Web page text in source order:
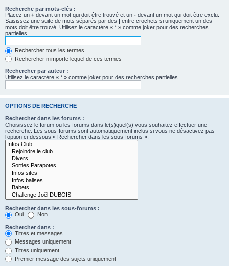
Recherche par mots-clés :
Placez un + devant un mot qui doit être trouvé et un - devant un mot qui doit être exclu.
Saisissez une suite de mots séparés par des | entre crochets si uniquement un des
mots doit être trouvé. Utilisez le caractère « * » comme joker pour des recherches
partielles.
Rechercher tous les termes
Rechercher n’importe lequel de ces termes
Rechercher par auteur :
Utilisez le caractère « * » comme joker pour des recherches partielles.
OPTIONS DE RECHERCHE
Rechercher dans les forums :
Choisissez le forum ou les forums dans le(s)quel(s) vous souhaitez effectuer une
recherche. Les sous-forums sont automatiquement inclus si vous ne désactivez pas
l’option ci-dessous « Rechercher dans les sous-forums ».
Rechercher dans les sous-forums :
Oui
Non
Rechercher dans :
Titres et messages
Messages uniquement
Titres uniquement
Premier message des sujets uniquement